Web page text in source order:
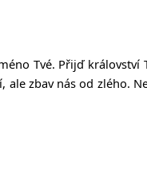
Tvé. Přijďkrálovství
ale zbav nás od zlého.